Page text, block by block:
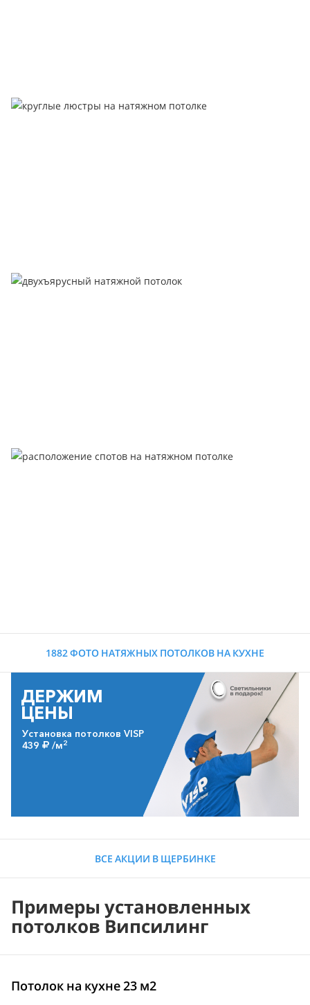
1882 ФОТО НАТЯЖНЫХ ПОТОЛКОВ НА КУХНЕ
ДЕРЖИМ
ЦЕНЫ
Установка потолков VISP
439
/м2
ВСЕ АКЦИИ В ЩЕРБИНКЕ
Примеры установленных
потолков Випсилинг
Потолок на кухне 23 м2